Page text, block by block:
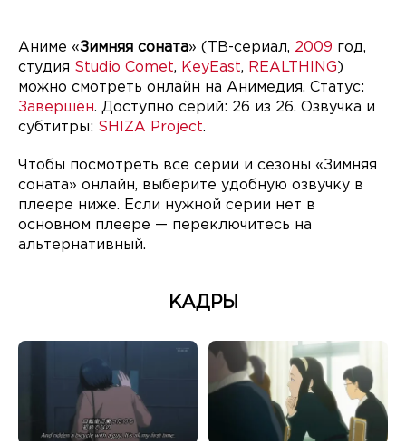
Аниме «Зимняя соната» (ТВ-сериал, 2009 год,
студия Studio Comet, KeyEast, REALTHING )
можно смотреть онлайн на Анимедия. Статус:
Завершён. Доступно серий: 26 из 26. Озвучка и
субтитры: SHIZA Project.
Чтобы посмотреть все серии и сезоны «Зимняя
соната» онлайн, выберите удобную озвучку в
плеере ниже. Если нужной серии нет в
основном плеере — переключитесь на
альтернативный.
КАДРЫ